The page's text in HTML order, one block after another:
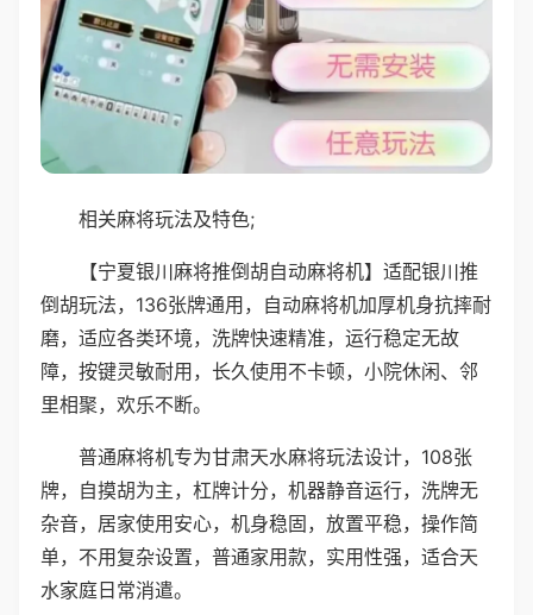
相关麻将玩法及特色;
【宁夏银川麻将推倒胡自动麻将机】适配银川推
倒胡玩法，136张牌通用，自动麻将机加厚机身抗摔耐
磨，适应各类环境，洗牌快速精准，运行稳定无故
障，按键灵敏耐用，长久使用不卡顿，小院休闲、邻
里相聚，欢乐不断。
普通麻将机专为甘肃天水麻将玩法设计，108张
牌，自摸胡为主，杠牌计分，机器静音运行，洗牌无
杂音，居家使用安心，机身稳固，放置平稳，操作简
单，不用复杂设置，普通家用款，实用性强，适合天
水家庭日常消遣。